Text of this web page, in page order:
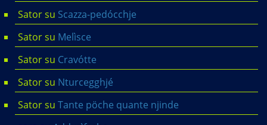
Satorsu Scazza-pedócchje
Satorsu Melìsce
Satorsu Cravótte
Satorsu Nturcegghjé
Satorsu Tante pöche quante njinde